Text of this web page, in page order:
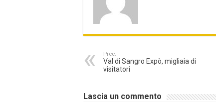
Prec.
Val di Sangro Expò, migliaia di
visitatori
Lascia un commento